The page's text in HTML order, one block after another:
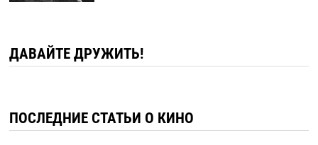
ДАВАЙТЕ ДРУЖИТЬ!
ПОСЛЕДНИЕ СТАТЬИ О КИНО